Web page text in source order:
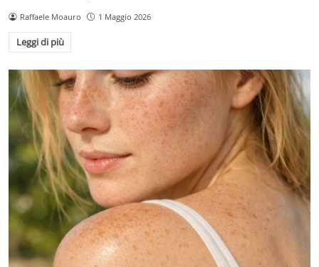
Raffaele Moauro 1 Maggio 2026
Leggi di più